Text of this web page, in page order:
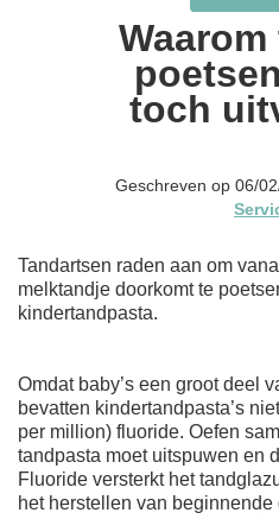
toch
Geschreven op 06/
Tandartsen raden aan om
melktandje doorkomt te
kindertandpasta.
Omdat baby’s een groot deel
bevatten kindertandpasta’s
per million) fluoride. Oefen
tandpasta moet uitspuwen en
Fluoride versterkt het
het herstellen van